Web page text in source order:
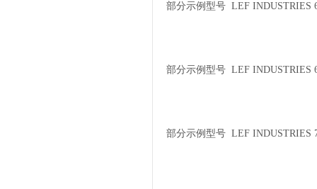
部分示例型号 LEF INDUSTRIES
部分示例型号 LEF INDUSTRIES
部分示例型号 LEF INDUSTRIES